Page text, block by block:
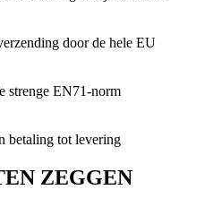
door de hele EU
strenge EN71-norm
betaling tot levering
ZEGGEN